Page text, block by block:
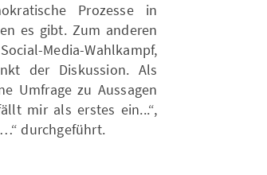
Prozesse in
es gibt. Zum anderen
Media-Wahlkampf,
der Diskussion. Als
Umfrage zu Aussagen
mir als erstes ein...“,
durchgeführt.